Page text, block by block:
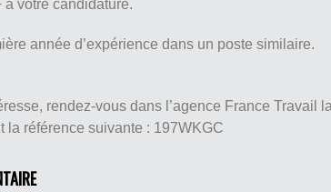
votre candidature.
année d’expérience dans un poste similaire.
rendez-vous dans l’agence France Travail
la référence suivante : 197WKGC